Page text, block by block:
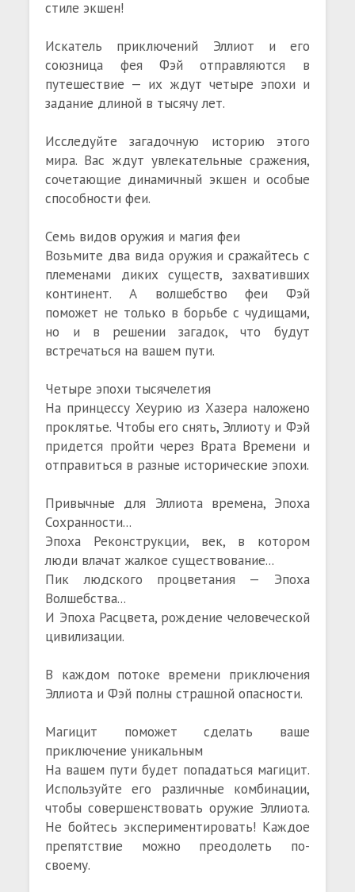
стиле экшен!
Искатель приключений Эллиот и его
союзница фея Фэй отправляются в
путешествие — их ждут четыре эпохи и
задание длиной в тысячу лет.
Исследуйте загадочную историю этого
мира. Вас ждут увлекательные сражения,
сочетающие динамичный экшен и особые
способности феи.
Семь видов оружия и магия феи
Возьмите два вида оружия и сражайтесь с
племенами диких существ, захвативших
континент. А волшебство феи Фэй
поможет не только в борьбе с чудищами,
но и в решении загадок, что будут
встречаться на вашем пути.
Четыре эпохи тысячелетия
На принцессу Хеурию из Хазера наложено
проклятье. Чтобы его снять, Эллиоту и Фэй
придется пройти через Врата Времени и
отправиться в разные исторические эпохи.
Привычные для Эллиота времена, Эпоха
Сохранности...
Эпоха Реконструкции, век, в котором
люди влачат жалкое существование...
Пик людского процветания — Эпоха
Волшебства...
И Эпоха Расцвета, рождение человеческой
цивилизации.
В каждом потоке времени приключения
Эллиота и Фэй полны страшной опасности.
Магицит поможет сделать ваше
приключение уникальным
На вашем пути будет попадаться магицит.
Используйте его различные комбинации,
чтобы совершенствовать оружие Эллиота.
Не бойтесь экспериментировать! Каждое
препятствие можно преодолеть по-
своему.